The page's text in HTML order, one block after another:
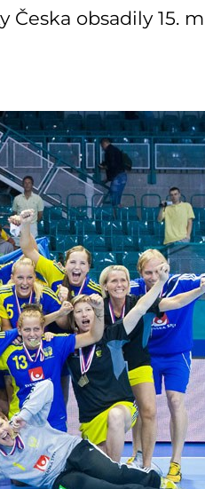
Česka obsadily 15.